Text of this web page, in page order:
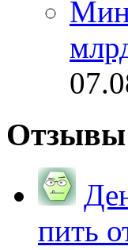
Отзывы
пить